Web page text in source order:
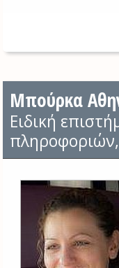
Μπούρκα
Ειδική
πληροφοριών,